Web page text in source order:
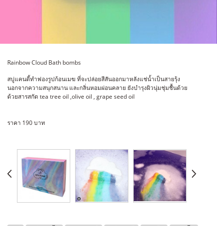
Rainbow Cloud Bath bombs
สบู่แคนดี้ทำฟองรูปก้อนเมฆ ที่จะปล่อยสีสันออกมาหลังแช่น้ำเป็นสายรุ้ง
นอกจากความสนุกสนาน และกลิ่นหอมผ่อนคลาย ยังบำรุงผิวนุ่มชุ่มชื้นด้วย
ด้วยสารสกัด tea tree oil ,olive oil , grape seed oil
ราคา 190 บาท